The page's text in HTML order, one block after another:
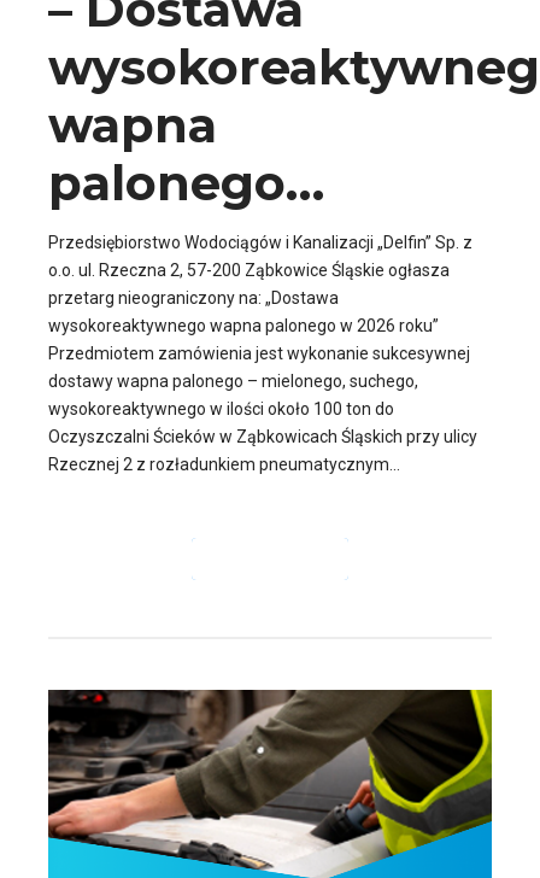
wapna
palonego…
Przedsiębiorstwo Wodociągów i Kanalizacji „Delfin” Sp. z
o.o. ul. Rzeczna 2, 57-200 Ząbkowice Śląskie ogłasza
przetarg nieograniczony na: „Dostawa
wysokoreaktywnego wapna palonego w 2026 roku”
Przedmiotem zamówienia jest wykonanie sukcesywnej
dostawy wapna palonego – mielonego, suchego,
wysokoreaktywnego w ilości około 100 ton do
Oczyszczalni Ścieków w Ząbkowicach Śląskich przy ulicy
Rzecznej 2 z rozładunkiem pneumatycznym...